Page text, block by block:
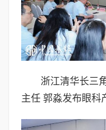
浙江清华长三
主任 郭淼发布眼科